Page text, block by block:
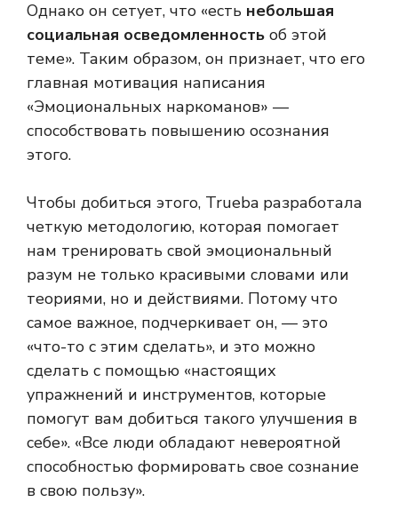
Однако он сетует, что «есть небольшая
социальная осведомленность об этой
теме». Таким образом, он признает, что его
главная мотивация написания
«Эмоциональных наркоманов» —
способствовать повышению осознания
этого.
Чтобы добиться этого, Trueba разработала
четкую методологию, которая помогает
нам тренировать свой эмоциональный
разум не только красивыми словами или
теориями, но и действиями. Потому что
самое важное, подчеркивает он, — это
«что-то с этим сделать», и это можно
сделать с помощью «настоящих
упражнений и инструментов, которые
помогут вам добиться такого улучшения в
себе». «Все люди обладают невероятной
способностью формировать свое сознание
в свою пользу».